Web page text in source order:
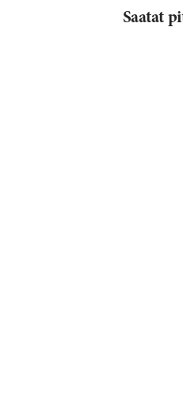
Saatat